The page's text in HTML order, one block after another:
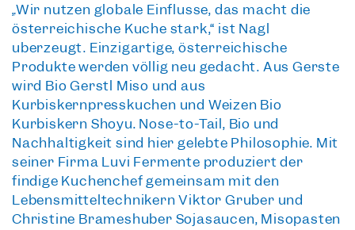
„Wir nutzen globale Einflüsse, das macht die
österreichische Küche stark,“ ist Nagl
überzeugt. Einzigartige, österreichische
Produkte werden völlig neu gedacht. Aus Gerste
wird Bio Gerstl Miso und aus
Kürbiskernpresskuchen und Weizen Bio
Kürbiskern Shoyu. Nose-to-Tail, Bio und
Nachhaltigkeit sind hier gelebte Philosophie. Mit
seiner Firma Luvi Fermente produziert der
findige Küchenchef gemeinsam mit den
Lebensmitteltechnikern Viktor Gruber und
Christine Brameshuber Sojasaucen, Misopasten